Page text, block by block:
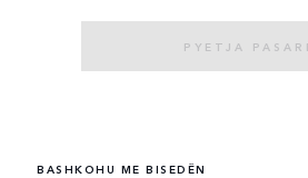
PYETJA
BASHKOHU ME BISEDËN